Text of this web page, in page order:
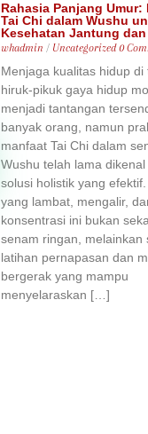
Rahasia Panjang Umur:
Tai Chi dalam Wushu
Kesehatan Jantung
whadmin / Uncategorized 0
Menjaga kualitas hidup di
hiruk-pikuk gaya hidup
menjadi tantangan
banyak orang, namun
manfaat Tai Chi dalam
Wushu telah lama
solusi holistik yang
yang lambat, mengalir,
konsentrasi ini bukan
senam ringan, melainkan
latihan pernapasan dan
bergerak yang mampu
menyelaraskan […]